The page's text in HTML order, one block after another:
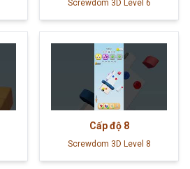
Screwdom 3D Level 6
Cấp độ 8
Screwdom 3D Level 8